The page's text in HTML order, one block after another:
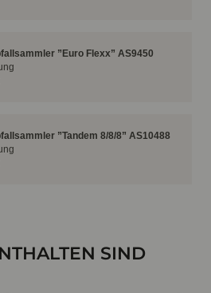
”Euro Flexx” AS9450
”Tandem 8/8/8” AS10488
SIND